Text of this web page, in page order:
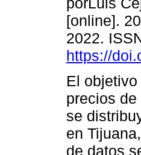
[online].
2022.
https://
El
precios
se
en
de datos